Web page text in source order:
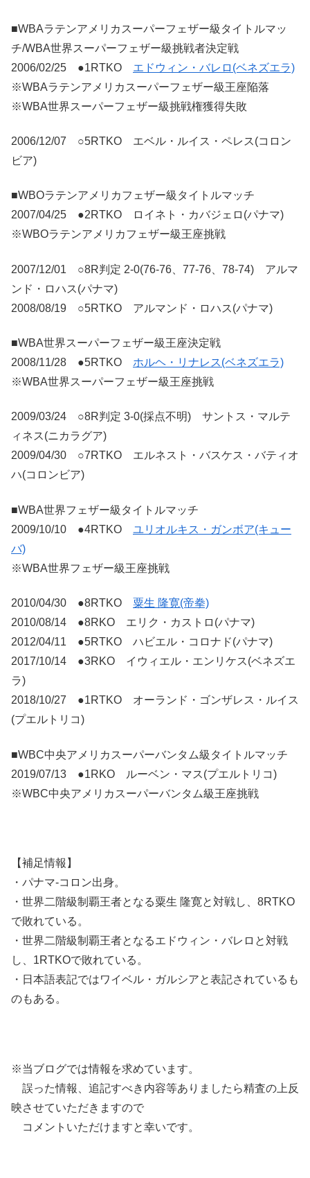
■WBAラテンアメリカスーパーフェザー級タイトルマッ
チ/WBA世界スーパーフェザー級挑戦者決定戦
2006/02/25 ●1RTKO エドウィン・バレロ(ベネズエラ)
※WBAラテンアメリカスーパーフェザー級王座陥落
※WBA世界スーパーフェザー級挑戦権獲得失敗
2006/12/07 ○5RTKO エベル・ルイス・ペレス(コロン
ビア)
■WBOラテンアメリカフェザー級タイトルマッチ
2007/04/25 ●2RTKO ロイネト・カバジェロ(パナマ)
※WBOラテンアメリカフェザー級王座挑戦
2007/12/01 ○8R判定 2-0(76-76、77-76、78-74) アルマ
ンド・ロハス(パナマ)
2008/08/19 ○5RTKO アルマンド・ロハス(パナマ)
■WBA世界スーパーフェザー級王座決定戦
2008/11/28 ●5RTKO ホルヘ・リナレス(ベネズエラ)
※WBA世界スーパーフェザー級王座挑戦
2009/03/24 ○8R判定 3-0(採点不明) サントス・マルテ
ィネス(ニカラグア)
2009/04/30 ○7RTKO エルネスト・バスケス・バティオ
ハ(コロンビア)
■WBA世界フェザー級タイトルマッチ
2009/10/10 ●4RTKO ユリオルキス・ガンボア(キュー
バ)
※WBA世界フェザー級王座挑戦
2010/04/30 ●8RTKO 粟生 隆寛(帝拳)
2010/08/14 ●8RKO エリク・カストロ(パナマ)
2012/04/11 ●5RTKO ハビエル・コロナド(パナマ)
2017/10/14 ●3RKO イウィエル・エンリケス(ベネズエ
ラ)
2018/10/27 ●1RTKO オーランド・ゴンザレス・ルイス
(プエルトリコ)
■WBC中央アメリカスーパーバンタム級タイトルマッチ
2019/07/13 ●1RKO ルーベン・マス(プエルトリコ)
※WBC中央アメリカスーパーバンタム級王座挑戦
【補足情報】
・パナマ-コロン出身。
・世界二階級制覇王者となる粟生 隆寛と対戦し、8RTKO
で敗れている。
・世界二階級制覇王者となるエドウィン・バレロと対戦
し、1RTKOで敗れている。
・日本語表記ではワイベル・ガルシアと表記されているも
のもある。
※当ブログでは情報を求めています。
誤った情報、追記すべき内容等ありましたら精査の上反
映させていただきますので
コメントいただけますと幸いです。